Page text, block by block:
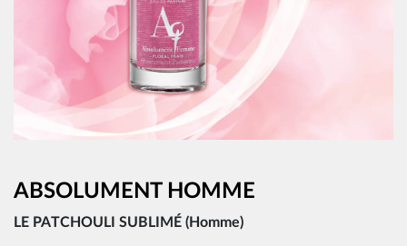
ABSOLUMENT HOMME
LE PATCHOULI SUBLIMÉ (Homme)